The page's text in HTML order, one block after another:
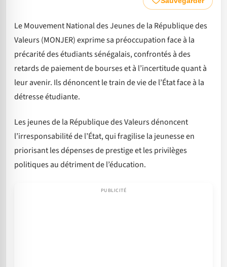
Le Mouvement National des Jeunes de la République des
Valeurs (MONJER) exprime sa préoccupation face à la
précarité des étudiants sénégalais, confrontés à des
retards de paiement de bourses et à l’incertitude quant à
leur avenir. Ils dénoncent le train de vie de l’État face à la
détresse étudiante.
Les jeunes de la République des Valeurs dénoncent
l’irresponsabilité de l’État, qui fragilise la jeunesse en
priorisant les dépenses de prestige et les privilèges
politiques au détriment de l’éducation.